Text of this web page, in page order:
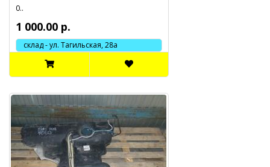
0..
1 000.00 р.
склад - ул. Тагильская, 28а